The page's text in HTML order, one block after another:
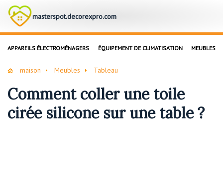
masterspot.decorexpro.com
APPAREILS ÉLECTROMÉNAGERS ÉQUIPEMENT DE CLIMATISATION MEUBLES
maison Meubles Tableau
Comment coller une toile
cirée silicone sur une table ?